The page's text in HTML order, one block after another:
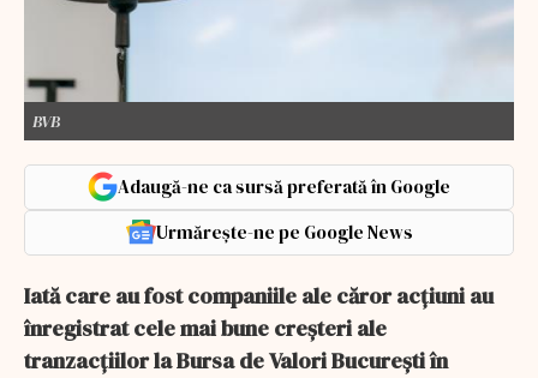
BVB
Adaugă-ne ca sursă preferată în Google
Urmărește-ne pe Google News
Iată care au fost companiile ale căror acțiuni au
înregistrat cele mai bune creșteri ale
tranzacțiilor la Bursa de Valori București în